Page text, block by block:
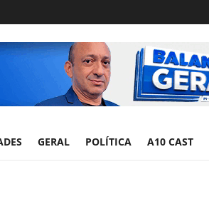
GERAL POLÍTICA A10 CAST